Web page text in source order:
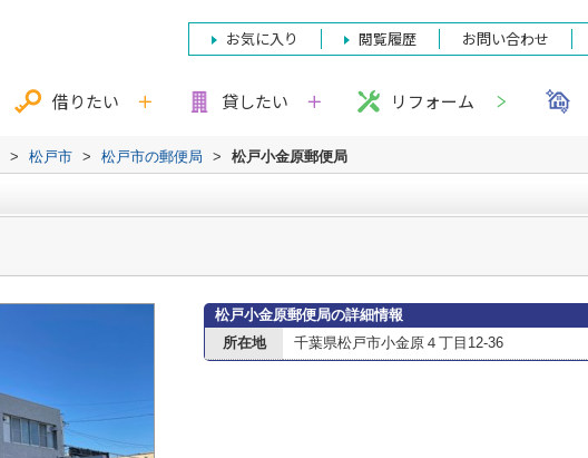
お気に入り 閲覧履歴 お問い合わせ
借りたい 貸したい リフォーム
> 松戸市 > 松戸市の郵便局 > 松戸小金原郵便局
松戸小金原郵便局の詳細情報
所在地
千葉県松戸市小金原４丁目12-36